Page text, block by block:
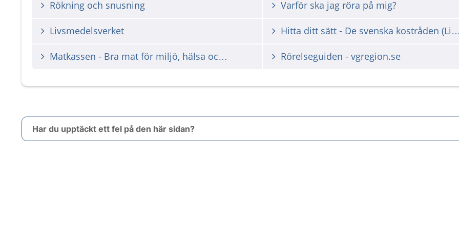
Rökning och snusning Varför ska jag röra på mig?
Livsmedelsverket Hitta ditt sätt - De svenska kostråden (Livsmedelsverket)
Matkassen - Bra mat för miljö, hälsa och plånbok (vgregion.se) Rörelseguiden - vgregion.se
Har du upptäckt ett fel på den här sidan?